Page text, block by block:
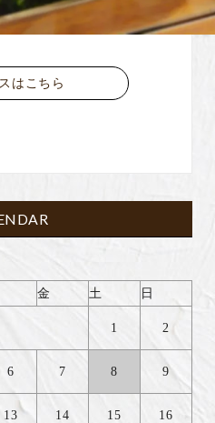
はこちら
金 土 日
1 2
6 7 8 9
13 14 15 16